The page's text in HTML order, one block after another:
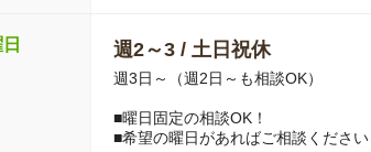
週2～3 / 土日祝休
週3日～（週2日～も相談OK）
■曜日固定の相談OK！
■希望の曜日があればご相談ください